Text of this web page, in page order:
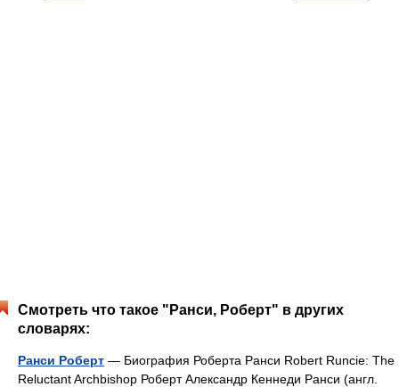
Смотреть что такое "Ранси, Роберт" в других
словарях:
Ранси Роберт — Биография Роберта Ранси Robert Runcie: The
Reluctant Archbishop Роберт Александр Кеннеди Ранси (англ.